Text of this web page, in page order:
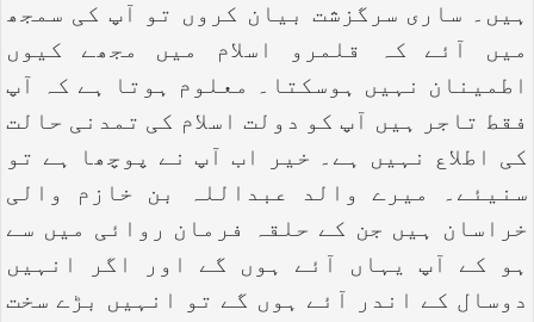
ہیں۔ ساری سرگزشت بیان کروں تو آپ کی سمجھ
میں آئے کہ قلمرو اسلام میں مجھے کیوں
اطمینان نہیں ہوسکتا۔ معلوم ہوتا ہے کہ آپ
فقط تاجر ہیں آپ کو دولت اسلام کی تمدنی حالت
کی اطلاع نہیں ہے۔ خیر اب آپ نے پوچھا ہے تو
سنیئے۔ میرے والد عبداللہ بن خازم والی
خراسان ہیں جن کے حلقہ فرمان روائی میں سے
ہو کے آپ یہاں آئے ہوں گے اور اگر انہیں
دوسال کے اندر آئے ہوں گے تو انہیں بڑے سخت